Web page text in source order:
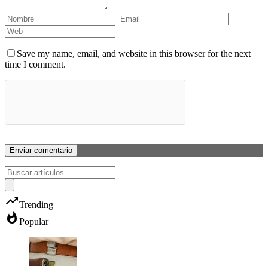
Save my name, email, and website in this browser for the next
time I comment.
trending_upTrending
whatshot Popular